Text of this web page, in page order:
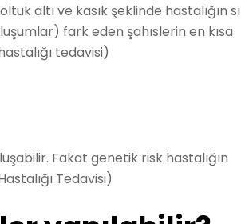
altı ve kasık şeklinde hastalığın
fark eden şahıslerin en kısa
tedavisi)
Fakat genetik risk hastalığın
Tedavisi)